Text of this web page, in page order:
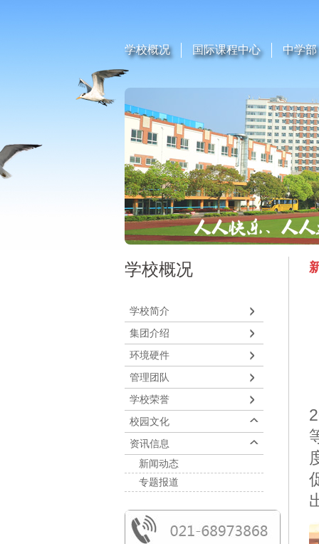
学校概况 国际课程中心 中学部
学校概况
学校简介
集团介绍
环境硬件
管理团队
学校荣誉
校园文化
资讯信息
新闻动态
专题报道